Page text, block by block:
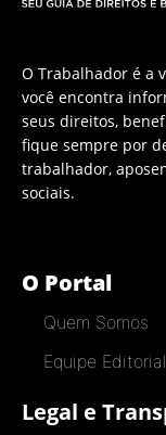
O Trabalhador é a
você encontra
seus direitos,
fique sempre por
trabalhador,
sociais.
O Portal
Quem Somos
Equipe Editorial
Legal e